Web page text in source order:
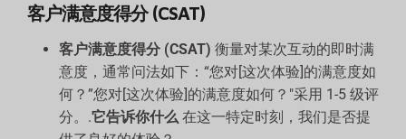
客户满意度得分 (CSAT)
客户满意度得分 (CSAT) 衡量对某次互动的即时满
意度，通常问法如下：“您对[这次体验]的满意度如
何？”您对[这次体验]的满意度如何？"采用 1-5 级评
分。.它告诉你什么 在这一特定时刻，我们是否提